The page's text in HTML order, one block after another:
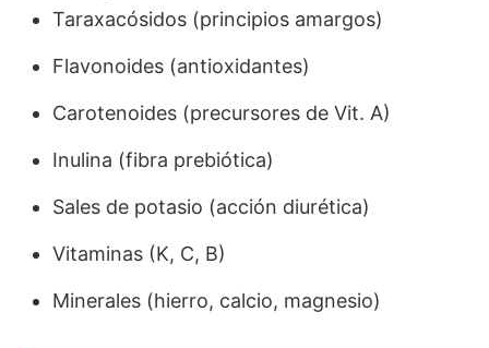
Taraxacósidos (principios amargos)
Flavonoides (antioxidantes)
Carotenoides (precursores de Vit. A)
Inulina (fibra prebiótica)
Sales de potasio (acción diurética)
Vitaminas (K, C, B)
Minerales (hierro, calcio, magnesio)